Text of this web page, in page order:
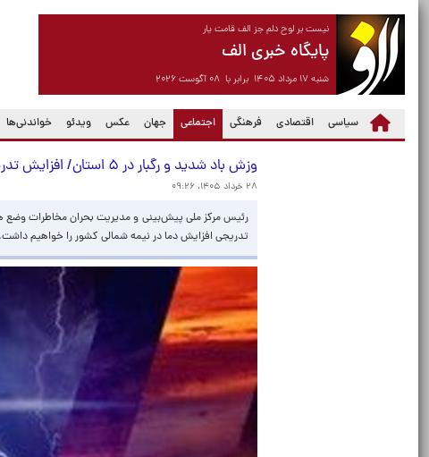
نیست بر لوح دلم جز الف قامت یار
پایگاه خبری الف
شنبه ۱۷ مرداد ۱۴۰۵ برابر با ۰۸ آگوست ۲۰۲۶
سیاسی اقتصادی فرهنگی اجتماعی
(current) جهان عکس ویدئو خواندنی‌ها
وزش باد شدید و رگبار در ۵ استان/ افزایش تدریجی دمای نیمه شمالی کشور
۲۸ خرداد ۱۴۰۵، ۰۹:۲۶
تدریجی افزایش دما در نیمه شمالی کشور را خواهیم داشت.